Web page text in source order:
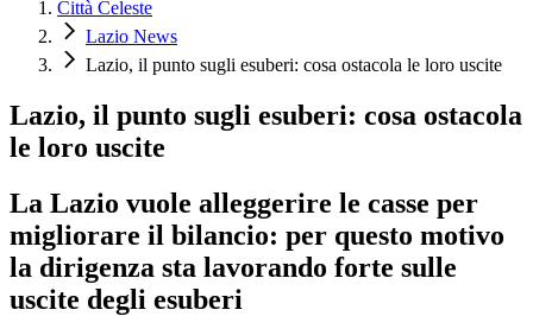
Città Celeste
Lazio News
Lazio, il punto sugli esuberi: cosa ostacola le loro uscite
Lazio, il punto sugli esuberi: cosa ostacola
le loro uscite
La Lazio vuole alleggerire le casse per
migliorare il bilancio: per questo motivo
la dirigenza sta lavorando forte sulle
uscite degli esuberi